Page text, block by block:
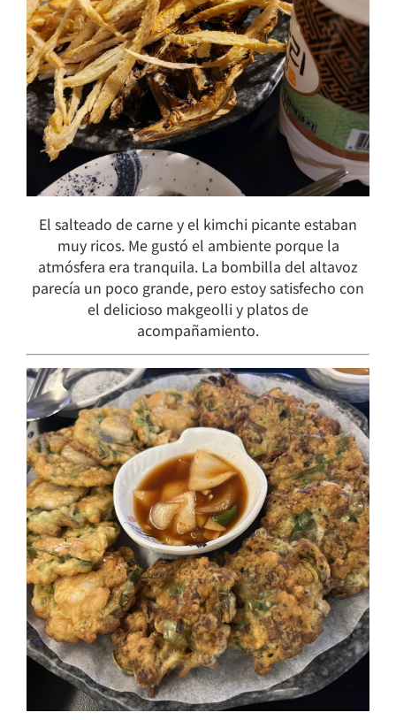
El salteado de carne y el kimchi picante estaban
muy ricos. Me gustó el ambiente porque la
atmósfera era tranquila. La bombilla del altavoz
parecía un poco grande, pero estoy satisfecho con
el delicioso makgeolli y platos de
acompañamiento.